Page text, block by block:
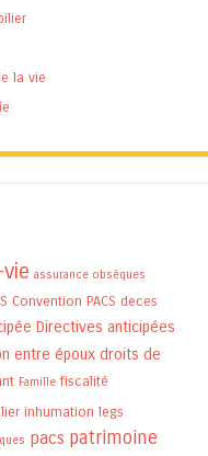
la vie
assurance obsèques
Convention PACS deces
Directives anticipées
entre époux droits de
Famille fiscalité
inhumation legs
pacs patrimoine